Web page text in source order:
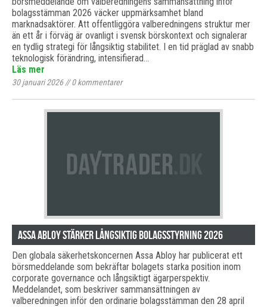
bolagsstämman 2026 väcker uppmärksamhet bland
marknadsaktörer. Att offentliggöra valberedningens struktur mer
än ett år i förväg är ovanligt i svensk börskontext och signalerar
en tydlig strategi för långsiktig stabilitet. I en tid präglad av snabb
teknologisk förändring, intensifierad…
Läs mer
30 januari 2026//0kommentarer
Assa Abloy stärker långsiktig bolagsstyrning 2026
Den globala säkerhetskoncernen Assa Abloy har publicerat ett
börsmeddelande som bekräftar bolagets starka position inom
corporate governance och långsiktigt ägarperspektiv.
Meddelandet, som beskriver sammansättningen av
valberedningen inför den ordinarie bolagsstämman den 28 april